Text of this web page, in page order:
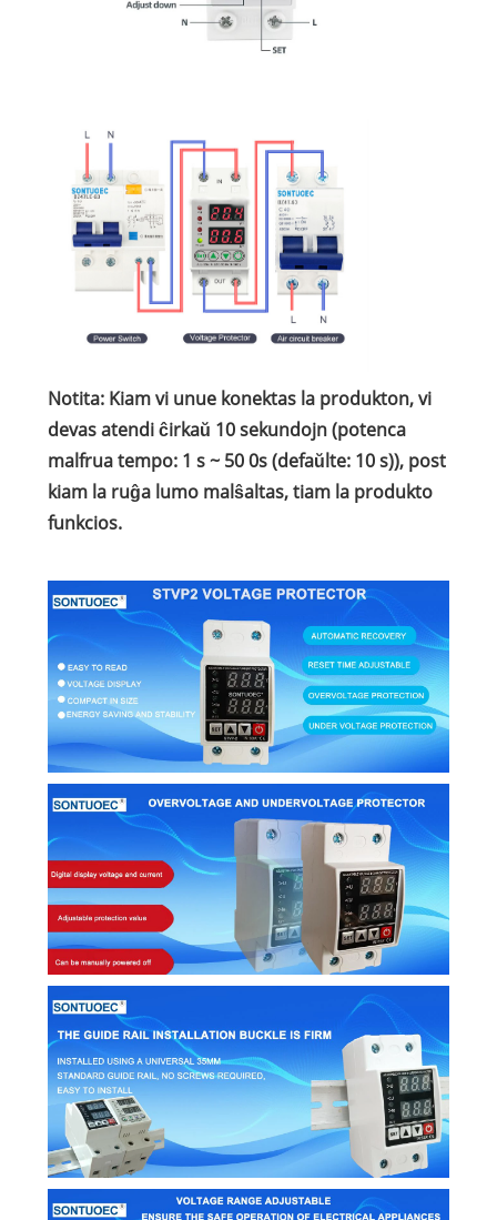
Notita: Kiam vi unue konektas la produkton, vi
devas atendi ĉirkaŭ 10 sekundojn (potenca
malfrua tempo: 1 s ~ 50 0s (defaŭlte: 10 s)), post
kiam la ruĝa lumo malŝaltas, tiam la produkto
funkcios.